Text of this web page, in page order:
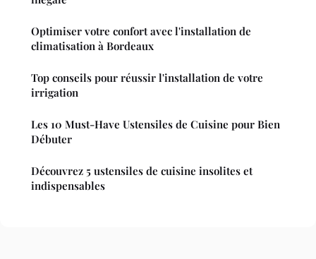
Optimiser votre confort avec l'installation de
climatisation à Bordeaux
Top conseils pour réussir l'installation de votre
irrigation
Les 10 Must-Have Ustensiles de Cuisine pour Bien
Débuter
Découvrez 5 ustensiles de cuisine insolites et
indispensables